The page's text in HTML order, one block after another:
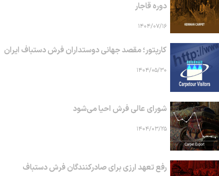
دوره قاجار
۱۴۰۴/۰۷/۱۶
کارپتور؛ مقصد جهانی دوستداران فرش دستباف ایران
۱۴۰۴/۰۵/۳۰
شورای عالی فرش احیا می‌شود
۱۴۰۴/۰۳/۲۵
رفع تعهد ارزی برای صادرکنندگان فرش دستباف